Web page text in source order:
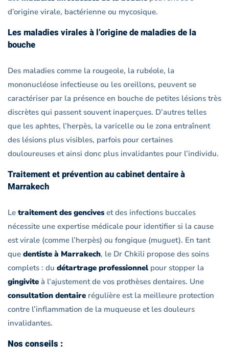
d’origine virale, bactérienne ou mycosique.
Les maladies virales à l’origine de maladies de la
bouche
Des maladies comme la rougeole, la rubéole, la
mononucléose infectieuse ou les oreillons, peuvent se
caractériser par la présence en bouche de petites lésions très
discrètes qui passent souvent inaperçues. D’autres telles
que les aphtes, l’herpès, la varicelle ou le zona entraînent
des lésions plus visibles, parfois pour certaines
douloureuses et ainsi donc plus invalidantes pour l’individu.
Traitement et prévention au cabinet dentaire à
Marrakech
Le traitement des gencives et des infections buccales
nécessite une expertise médicale pour identifier si la cause
est virale (comme l’herpès) ou fongique (muguet). En tant
que dentiste à Marrakech, le Dr Chkili propose des soins
complets : du détartrage professionnel pour stopper la
gingivite à l’ajustement de vos prothèses dentaires. Une
consultation dentaire régulière est la meilleure protection
contre l’inflammation de la muqueuse et les douleurs
invalidantes.
Nos conseils :